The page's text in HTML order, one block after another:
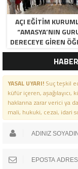
AÇI EĞİTİM
“AMASYA’NIN
DERECEYE GIREN
İÇIN ANLAMLI
YASAL UYARI!Suç teşkil
küfür içeren,
haklarına zarar verici ya
mali, hukuki, cezai, idari